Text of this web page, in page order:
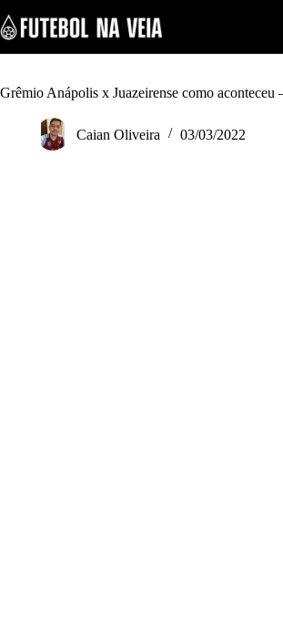
k
i
p
o
Grêmio Anápolis x Juazeirense como aconteceu
Caian Oliveira 03/03/2022